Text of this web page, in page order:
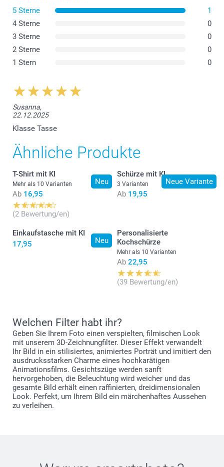
5 Sterne
1
4 Sterne
0
3 Sterne
0
2 Sterne
0
1 Stern
0
Susanna,
22.12.2025
Klasse Tasse
Ähnliche Produkte
Neu
T-Shirt mit KI
Mehr als 10 Varianten
Ab 16,95
(2 Bewertung/en)
Neue Variante
Schürze mit KI
3 Varianten
Ab 19,95
Neu
Einkaufstasche mit KI
17,95
Personalisierte
Kochschürze
Mehr als 10 Varianten
Ab 22,95
(39 Bewertung/en)
Welchen Filter habt ihr?
Geben Sie Ihrem Foto einen verspielten, filmischen Look
mit unserem 3D-Zeichnungfilter. Dieser Effekt verwandelt
Ihr Bild in ein stilisiertes, animiertes Porträt und imitiert den
ausdrucksstarken Charme eines hochkarätigen
Animationsfilms. Gesichtszüge werden sanft
hervorgehoben, die Beleuchtung wird weicher und das
gesamte Bild erhält einen raffinierten, dreidimensionalen
Look. Perfekt, um Ihrem Bild ein märchenhaftes Aussehen
zu verleihen.